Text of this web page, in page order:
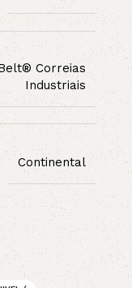
Correias
Industriais
Continental